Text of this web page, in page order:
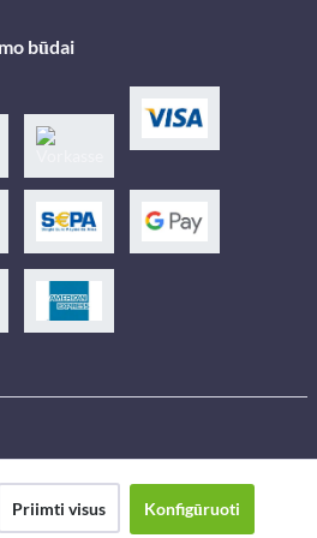
būdai
Priimti visus Konfigūruoti